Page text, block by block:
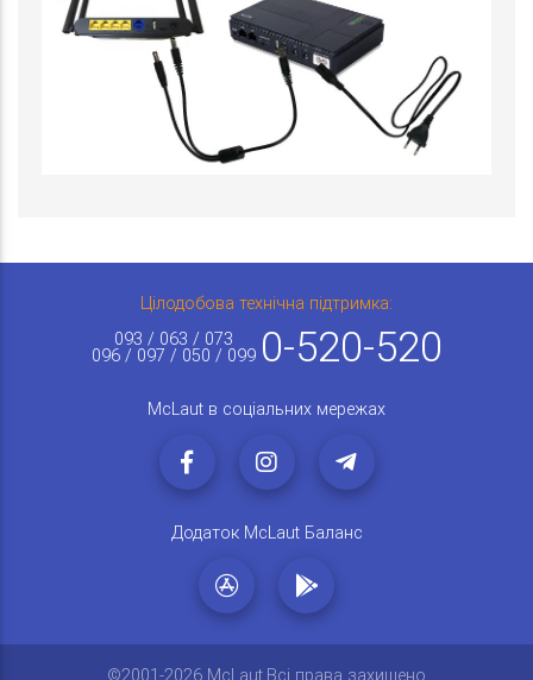
Цілодобова технічна підтримка:
093 / 063 / 073
096 / 097 / 050 / 099 0-520-520
McLaut в соціальних мережах
Додаток McLaut Баланс
©2001-2026 McLaut.Всі права захищено